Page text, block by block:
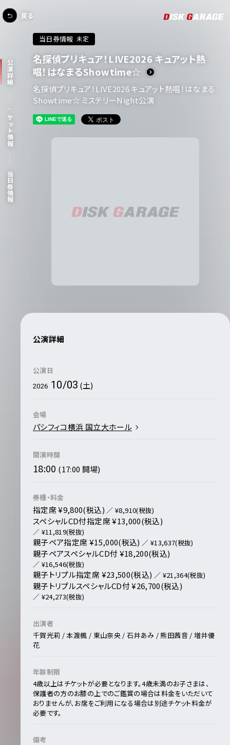
公演詳細
チケット情報
当日券情報
当日券情報 未定
名探偵プリキュア！LIVE2026 キュアット熱
唱！はなまるShowtime☆
名探偵プリキュア！LIVE2026 キュアット熱唱！はなまる
Showtime☆ ミステリーNight公演
公演詳細
公演日
2026 10/03 (土)
会場
パシフィコ横浜 国立大ホール
開演時間
18:00 (17:00 開場)
券種・料金
指定席 ¥9,800(税込) ／ ¥8,910(税抜)
スペシャルCD付指定席 ¥13,000(税込)
／ ¥11,819(税抜)
親子ペア指定席 ¥15,000(税込) ／ ¥13,637(税抜)
親子ペアスペシャルCD付 ¥18,200(税込)
／ ¥16,546(税抜)
親子トリプル指定席 ¥23,500(税込) ／ ¥21,364(税抜)
親子トリプルスペシャルCD付 ¥26,700(税込)
／ ¥24,273(税抜)
出演者
千賀光莉 / 本渡楓 / 東山奈央 / 石井あみ / 熊田茜音 / 増井優
花
年齢制限
4歳以上はチケットが必要となります。4歳未満のお子さまは、
保護者の方のお膝の上でのご鑑賞の場合は料金をいただいて
おりませんが、お席をご利用になる場合は別途チケット料金が
必要です。
備考
戻る